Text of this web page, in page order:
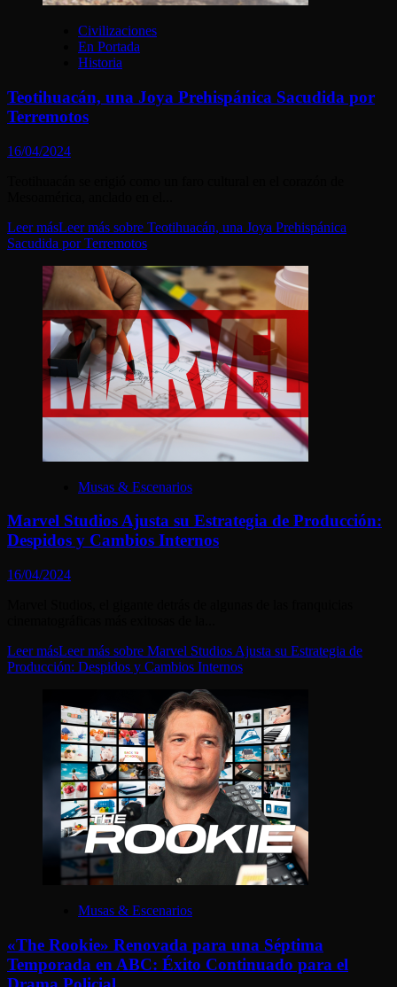
Civilizaciones
En Portada
Historia
Teotihuacán, una Joya Prehispánica Sacudida por
Terremotos
16/04/2024
Leer másLeer más sobre Teotihuacán, una Joya Prehispánica
Sacudida por Terremotos
Musas & Escenarios
Marvel Studios Ajusta su Estrategia de Producción:
Despidos y Cambios Internos
16/04/2024
Leer másLeer más sobre Marvel Studios Ajusta su Estrategia de
Producción: Despidos y Cambios Internos
Musas & Escenarios
«The Rookie» Renovada para una Séptima
Temporada en ABC: Éxito Continuado para el